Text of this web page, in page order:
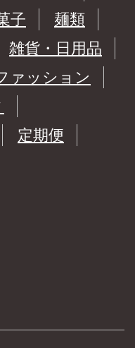
子
麺類
雑貨・日用品
ァッション
定期便